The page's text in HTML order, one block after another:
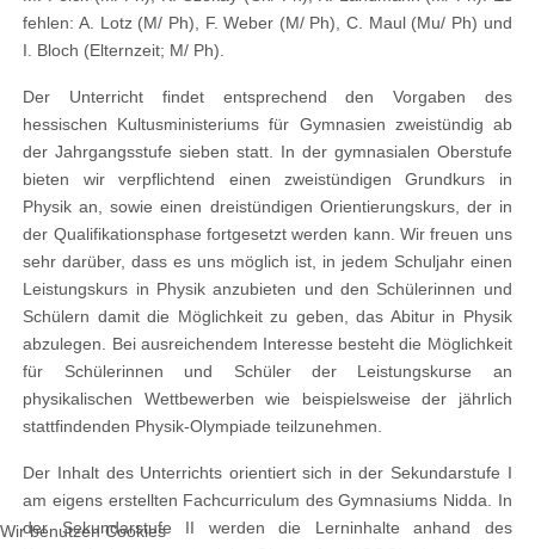
fehlen: A. Lotz (M/ Ph), F. Weber (M/ Ph), C. Maul (Mu/ Ph) und
I. Bloch (Elternzeit; M/ Ph).
Der Unterricht findet entsprechend den Vorgaben des
hessischen Kultusministeriums für Gymnasien zweistündig ab
der Jahrgangsstufe sieben statt. In der gymnasialen Oberstufe
bieten wir verpflichtend einen zweistündigen Grundkurs in
Physik an, sowie einen dreistündigen Orientierungskurs, der in
der Qualifikationsphase fortgesetzt werden kann. Wir freuen uns
sehr darüber, dass es uns möglich ist, in jedem Schuljahr einen
Leistungskurs in Physik anzubieten und den Schülerinnen und
Schülern damit die Möglichkeit zu geben, das Abitur in Physik
abzulegen. Bei ausreichendem Interesse besteht die Möglichkeit
für Schülerinnen und Schüler der Leistungskurse an
physikalischen Wettbewerben wie beispielsweise der jährlich
stattfindenden Physik-Olympiade teilzunehmen.
Der Inhalt des Unterrichts orientiert sich in der Sekundarstufe I
am eigens erstellten Fachcurriculum des Gymnasiums Nidda. In
der Sekundarstufe II werden die Lerninhalte anhand des
Wir benutzen Cookies